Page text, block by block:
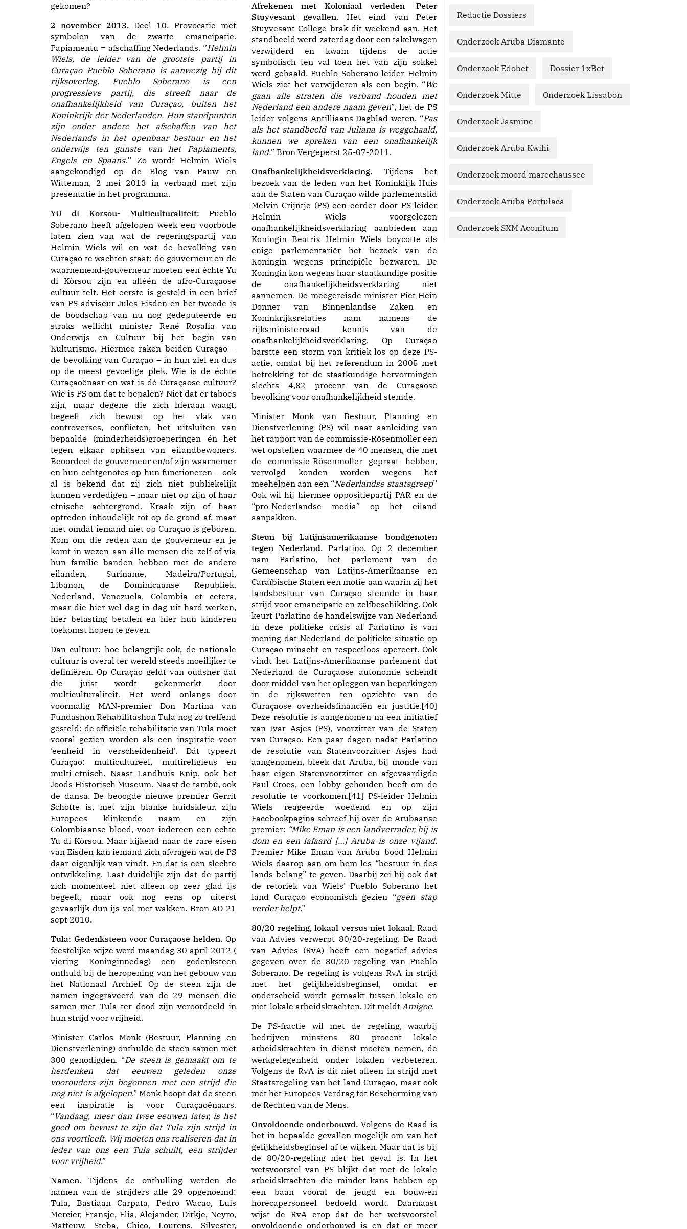
gekomen?
2 november 2013. Deel 10. Provocatie met
symbolen van de zwarte emancipatie.
Papiamentu = afschaffing Nederlands. ‘’Helmin
Wiels, de leider van de grootste partij in
Curaçao Pueblo Soberano is aanwezig bij dit
rijksoverleg. Pueblo Soberano is een
progressieve partij, die streeft naar de
onafhankelijkheid van Curaçao, buiten het
Koninkrijk der Nederlanden. Hun standpunten
zijn onder andere het afschaffen van het
Nederlands in het openbaar bestuur en het
onderwijs ten gunste van het Papiaments,
Engels en Spaans.’’ Zo wordt Helmin Wiels
aangekondigd op de Blog van Pauw en
Witteman, 2 mei 2013 in verband met zijn
presentatie in het programma.
YU di Korsou- Multiculturaliteit: Pueblo
Soberano heeft afgelopen week een voorbode
laten zien van wat de regeringspartij van
Helmin Wiels wil en wat de bevolking van
Curaçao te wachten staat: de gouverneur en de
waarnemend-gouverneur moeten een échte Yu
di Kòrsou zijn en alléén de afro-Curaçaose
cultuur telt. Het eerste is gesteld in een brief
van PS-adviseur Jules Eisden en het tweede is
de boodschap van nu nog gedeputeerde en
straks wellicht minister René Rosalia van
Onderwijs en Cultuur bij het begin van
Kulturismo. Hiermee raken beiden Curaçao –
de bevolking van Curaçao – in hun ziel en dus
op de meest gevoelige plek. Wie is de échte
Curaçaoënaar en wat is dé Curaçaose cultuur?
Wie is PS om dat te bepalen? Niet dat er taboes
zijn, maar degene die zich hieraan waagt,
begeeft zich bewust op het vlak van
controverses, conflicten, het uitsluiten van
bepaalde (minderheids)groeperingen én het
tegen elkaar ophitsen van eilandbewoners.
Beoordeel de gouverneur en/of zijn waarnemer
en hun echtgenotes op hun functioneren – ook
al is bekend dat zij zich niet publiekelijk
kunnen verdedigen – maar níet op zijn of haar
etnische achtergrond. Kraak zijn of haar
optreden inhoudelijk tot op de grond af, maar
niet omdat iemand niet op Curaçao is geboren.
Kom om die reden aan de gouverneur en je
komt in wezen aan álle mensen die zelf of via
hun familie banden hebben met de andere
eilanden, Suriname, Madeira/Portugal,
Libanon, de Dominicaanse Republiek,
Nederland, Venezuela, Colombia et cetera,
maar die hier wel dag in dag uit hard werken,
hier belasting betalen en hier hun kinderen
toekomst hopen te geven.
Dan cultuur: hoe belangrijk ook, de nationale
cultuur is overal ter wereld steeds moeilijker te
definiëren. Op Curaçao geldt van oudsher dat
die juist wordt gekenmerkt door
multiculturaliteit. Het werd onlangs door
voormalig MAN-premier Don Martina van
Fundashon Rehabilitashon Tula nog zo treffend
gesteld: de officiële rehabilitatie van Tula moet
vooral gezien worden als een inspiratie voor
‘eenheid in verscheidenheid’. Dát typeert
Curaçao: multicultureel, multireligieus en
multi-etnisch. Naast Landhuis Knip, ook het
Joods Historisch Museum. Naast de tambú, ook
de dansa. De beoogde nieuwe premier Gerrit
Schotte is, met zijn blanke huidskleur, zijn
Europees klinkende naam en zijn
Colombiaanse bloed, voor iedereen een echte
Yu di Kòrsou. Maar kijkend naar de rare eisen
van Eisden kan iemand zich afvragen wat de PS
daar eigenlijk van vindt. En dat is een slechte
ontwikkeling. Laat duidelijk zijn dat de partij
zich momenteel niet alleen op zeer glad ijs
begeeft, maar ook nog eens op uiterst
gevaarlijk dun ijs vol met wakken. Bron AD 21
sept 2010.
Tula: Gedenksteen voor Curaçaose helden. Op
feestelijke wijze werd maandag 30 april 2012 (
viering Koninginnedag) een gedenksteen
onthuld bij de heropening van het gebouw van
het Nationaal Archief. Op de steen zijn de
namen ingegraveerd van de 29 mensen die
samen met Tula ter dood zijn veroordeeld in
hun strijd voor vrijheid.
Minister Carlos Monk (Bestuur, Planning en
Dienstverlening) onthulde de steen samen met
300 genodigden. “De steen is gemaakt om te
herdenken dat eeuwen geleden onze
voorouders zijn begonnen met een strijd die
nog niet is afgelopen.” Monk hoopt dat de steen
een inspiratie is voor Curaçaoënaars.
“Vandaag, meer dan twee eeuwen later, is het
goed om bewust te zijn dat Tula zijn strijd in
ons voortleeft. Wij moeten ons realiseren dat in
ieder van ons een Tula schuilt, een strijder
voor vrijheid.”
Namen. Tijdens de onthulling werden de
namen van de strijders alle 29 opgenoemd:
Tula, Bastiaan Carpata, Pedro Wacao, Luis
Mercier, Fransje, Elia, Alejander, Dirkje, Neyro,
Matteuw, Steba, Chico, Lourens, Silvester,
Afrekenen met Koloniaal verleden -Peter
Stuyvesant gevallen. Het eind van Peter
Stuyvesant College brak dit weekend aan. Het
standbeeld werd zaterdag door een takelwagen
verwijderd en kwam tijdens de actie
symbolisch ten val toen het van zijn sokkel
werd gehaald. Pueblo Soberano leider Helmin
Wiels ziet het verwijderen als een begin. “We
gaan alle straten die verband houden met
Nederland een andere naam geven”, liet de PS
leider volgens Antilliaans Dagblad weten. “Pas
als het standbeeld van Juliana is weggehaald,
kunnen we spreken van een onafhankelijk
land.” Bron Vergeperst 25-07-2011.
Onafhankelijkheidsverklaring. Tijdens het
bezoek van de leden van het Koninklijk Huis
aan de Staten van Curaçao wilde parlementslid
Melvin Crijntje (PS) een eerder door PS-leider
Helmin Wiels voorgelezen
onafhankelijkheidsverklaring aanbieden aan
Koningin Beatrix Helmin Wiels boycotte als
enige parlementariër het bezoek van de
Koningin wegens principiële bezwaren. De
Koningin kon wegens haar staatkundige positie
de onafhankelijkheidsverklaring niet
aannemen. De meegereisde minister Piet Hein
Donner van Binnenlandse Zaken en
Koninkrijksrelaties nam namens de
rijksministerraad kennis van de
onafhankelijkheidsverklaring. Op Curaçao
barstte een storm van kritiek los op deze PS-
actie, omdat bij het referendum in 2005 met
betrekking tot de staatkundige hervormingen
slechts 4,82 procent van de Curaçaose
bevolking voor onafhankelijkheid stemde.
Minister Monk van Bestuur, Planning en
Dienstverlening (PS) wil naar aanleiding van
het rapport van de commissie-Rösenmoller een
wet opstellen waarmee de 40 mensen, die met
de commissie-Rösenmoller gepraat hebben,
vervolgd konden worden wegens het
meehelpen aan een “Nederlandse staatsgreep’’
Ook wil hij hiermee oppositiepartij PAR en de
“pro-Nederlandse media” op het eiland
aanpakken.
Steun bij Latijnsamerikaanse bondgenoten
tegen Nederland. Parlatino. Op 2 december
nam Parlatino, het parlement van de
Gemeenschap van Latijns-Amerikaanse en
Caraïbische Staten een motie aan waarin zij het
landsbestuur van Curaçao steunde in haar
strijd voor emancipatie en zelfbeschikking. Ook
keurt Parlatino de handelswijze van Nederland
in deze politieke crisis af Parlatino is van
mening dat Nederland de politieke situatie op
Curaçao minacht en respectloos opereert. Ook
vindt het Latijns-Amerikaanse parlement dat
Nederland de Curaçaose autonomie schendt
door middel van het opleggen van beperkingen
in de rijkswetten ten opzichte van de
Curaçaose overheidsfinanciën en justitie.[40]
Deze resolutie is aangenomen na een initiatief
van Ivar Asjes (PS), voorzitter van de Staten
van Curaçao. Een paar dagen nadat Parlatino
de resolutie van Statenvoorzitter Asjes had
aangenomen, bleek dat Aruba, bij monde van
haar eigen Statenvoorzitter en afgevaardigde
Paul Croes, een lobby gehouden heeft om de
resolutie te voorkomen.[41] PS-leider Helmin
Wiels reageerde woedend en op zijn
Facebookpagina schreef hij over de Arubaanse
premier: “Mike Eman is een landverrader, hij is
dom en een lafaard […] Aruba is onze vijand.
Premier Mike Eman van Aruba bood Helmin
Wiels daarop aan om hem les “bestuur in des
lands belang” te geven. Daarbij zei hij ook dat
de retoriek van Wiels’ Pueblo Soberano het
land Curaçao economisch gezien “geen stap
verder helpt.”
80/20 regeling, lokaal versus niet-lokaal. Raad
van Advies verwerpt 80/20-regeling. De Raad
van Advies (RvA) heeft een negatief advies
gegeven over de 80/20 regeling van Pueblo
Soberano. De regeling is volgens RvA in strijd
met het gelijkheidsbeginsel, omdat er
onderscheid wordt gemaakt tussen lokale en
niet-lokale arbeidskrachten. Dit meldt Amigoe.
De PS-fractie wil met de regeling, waarbij
bedrijven minstens 80 procent lokale
arbeidskrachten in dienst moeten nemen, de
werkgelegenheid onder lokalen verbeteren.
Volgens de RvA is dit niet alleen in strijd met
Staatsregeling van het land Curaçao, maar ook
met het Europees Verdrag tot Bescherming van
de Rechten van de Mens.
Onvoldoende onderbouwd. Volgens de Raad is
het in bepaalde gevallen mogelijk om van het
gelijkheidsbeginsel af te wijken. Maar dat is bij
de 80/20-regeling niet het geval is. In het
wetsvoorstel van PS blijkt dat met de lokale
arbeidskrachten die minder kans hebben op
een baan vooral de jeugd en bouw-en
horecapersoneel bedoeld wordt. Daarnaast
wijst de RvA erop dat de het wetsvoorstel
onvoldoende onderbouwd is en dat er meer
Redactie Dossiers
Onderzoek Aruba Diamante
Onderzoek Edobet Dossier 1xBet
Onderzoek Mitte Onderzoek Lissabon
Onderzoek Jasmine
Onderzoek Aruba Kwihi
Onderzoek moord marechaussee
Onderzoek Aruba Portulaca
Onderzoek SXM Aconitum